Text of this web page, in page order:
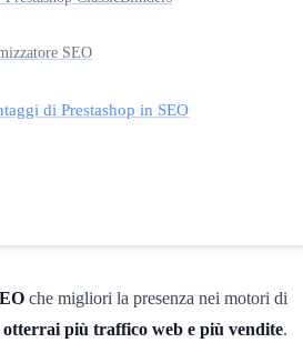
SEO
di Prestashop in SEO
che migliori la presenza nei motori di
otterrai più traffico web e più vendite.